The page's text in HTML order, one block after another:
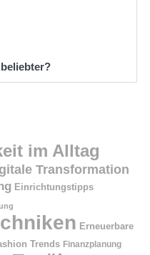
im Alltag
Transformation
Einrichtungstipps
Erneuerbare
Trends Finanzplanung